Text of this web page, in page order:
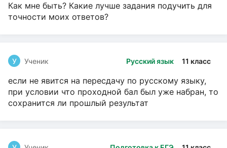
Как мне быть? Какие лучше задания подучить для
точности моих ответов?
Русский язык 11 класс
У Ученик
если не явится на пересдачу по русскому языку,
при условии что проходной бал был уже набран, то
сохранится ли прошлый результат